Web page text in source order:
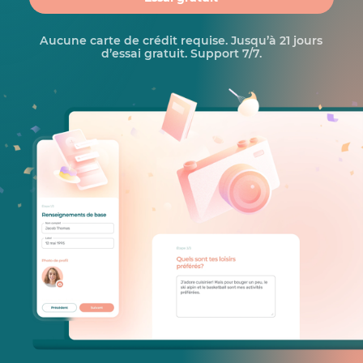
Aucune carte de crédit requise. Jusqu’à 21 jours
d’essai gratuit. Support 7/7.